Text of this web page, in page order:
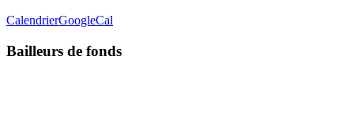
CalendrierGoogleCal
Bailleurs de fonds